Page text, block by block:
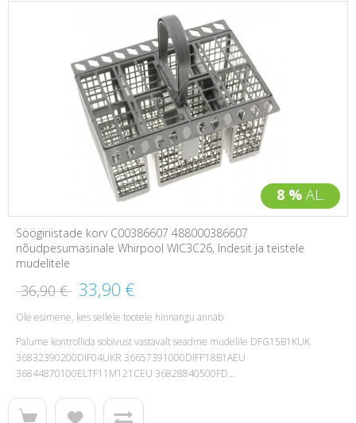
8 % AL.
Söögiriistade korv C00386607 488000386607
nõudpesumasinale Whirpool WIC3C26, Indesit ja teistele
mudelitele
36,90 € 33,90 €
Ole esimene, kes sellele tootele hinnangu annab
Palume kontrollida sobivust vastavalt seadme mudelile DFG15B1KUK
36832390200DIF04UKR 36657391000DIFP18B1AEU
36844870100ELTF11M121CEU 36828840500FD...